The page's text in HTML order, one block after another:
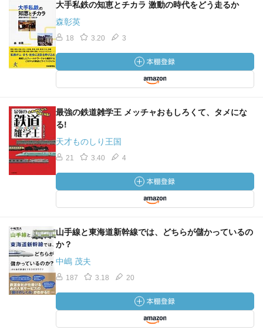
大手私鉄の知恵とチカラ 激動の時代をどう走るか
森彰英
18 3.20 3
最強の鉄道雑学王 メッチャおもしろくて、タメにな
る!
天才ものしり王国
21 3.40 4
山手線と東海道新幹線では、どちらが儲かっているの
か？
中嶋 茂夫
187 3.18 20